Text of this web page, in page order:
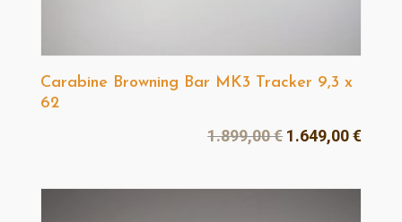
Carabine Browning Bar MK3 Tracker 9,3 x
62
1.899,00€ Le
initial
1.649,00€Le